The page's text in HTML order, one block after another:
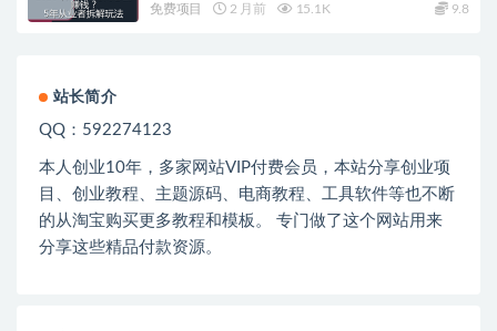
免费项目 2 月前 15.1K 9.8
站长简介
QQ：592274123
本人创业10年，多家网站VIP付费会员，本站分享创业项
目、创业教程、主题源码、电商教程、工具软件等也不断
的从淘宝购买更多教程和模板。 专门做了这个网站用来
分享这些精品付款资源。